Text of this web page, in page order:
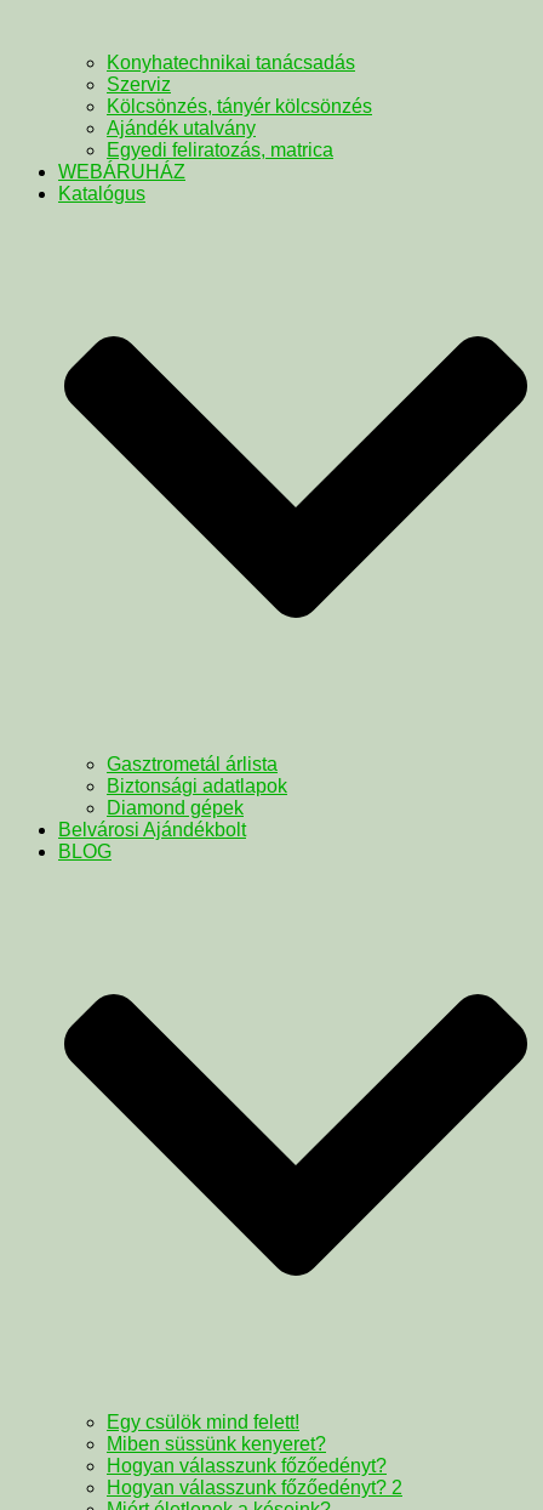
Konyhatechnikai tanácsadás
Szerviz
Kölcsönzés, tányér kölcsönzés
Ajándék utalvány
Egyedi feliratozás, matrica
WEBÁRUHÁZ
Katalógus
Gasztrometál árlista
Biztonsági adatlapok
Diamond gépek
Belvárosi Ajándékbolt
BLOG
Egy csülök mind felett!
Miben süssünk kenyeret?
Hogyan válasszunk főzőedényt?
Hogyan válasszunk főzőedényt? 2